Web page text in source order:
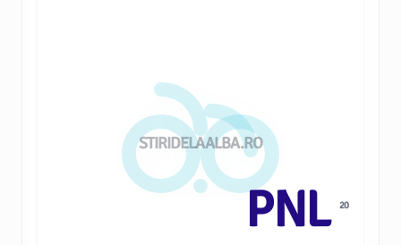
STIRIDELAALBA.RO
PNL20